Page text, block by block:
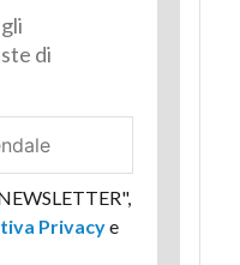
di
Privacye